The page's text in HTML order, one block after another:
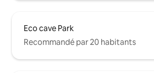
Eco cave Park
Recommandé par 20 habitants